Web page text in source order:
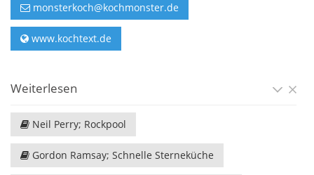
monsterkoch@kochmonster.de
www.kochtext.de
Weiterlesen
Neil Perry; Rockpool
Gordon Ramsay; Schnelle Sterneküche